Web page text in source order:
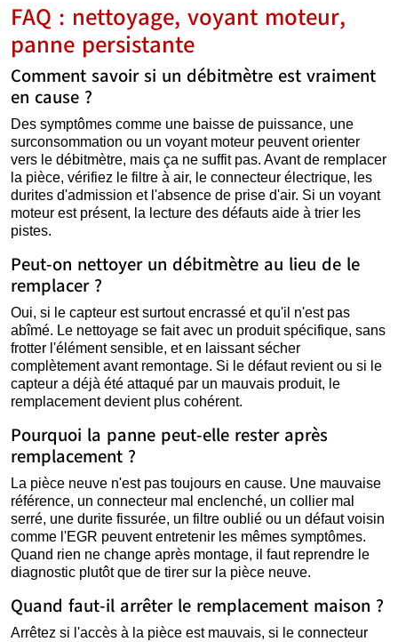
FAQ : nettoyage, voyant moteur,
panne persistante
Comment savoir si un débitmètre est vraiment
en cause ?
Des symptômes comme une baisse de puissance, une
surconsommation ou un voyant moteur peuvent orienter
vers le débitmètre, mais ça ne suffit pas. Avant de remplacer
la pièce, vérifiez le filtre à air, le connecteur électrique, les
durites d'admission et l'absence de prise d'air. Si un voyant
moteur est présent, la lecture des défauts aide à trier les
pistes.
Peut-on nettoyer un débitmètre au lieu de le
remplacer ?
Oui, si le capteur est surtout encrassé et qu'il n'est pas
abîmé. Le nettoyage se fait avec un produit spécifique, sans
frotter l'élément sensible, et en laissant sécher
complètement avant remontage. Si le défaut revient ou si le
capteur a déjà été attaqué par un mauvais produit, le
remplacement devient plus cohérent.
Pourquoi la panne peut-elle rester après
remplacement ?
La pièce neuve n'est pas toujours en cause. Une mauvaise
référence, un connecteur mal enclenché, un collier mal
serré, une durite fissurée, un filtre oublié ou un défaut voisin
comme l'EGR peuvent entretenir les mêmes symptômes.
Quand rien ne change après montage, il faut reprendre le
diagnostic plutôt que de tirer sur la pièce neuve.
Quand faut-il arrêter le remplacement maison ?
Arrêtez si l'accès à la pièce est mauvais, si le connecteur